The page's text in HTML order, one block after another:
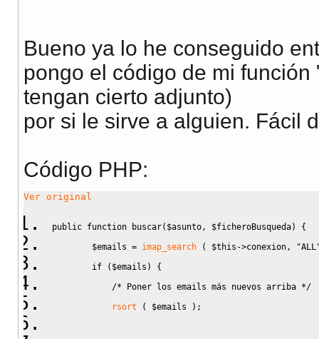
Bueno ya lo he conseguido
pongo el código de mi
tengan cierto adjunto)
por si le sirve a alguien. Fácil
Código PHP:
Ver original
public function buscar( $asunto , $ficheroBusqueda)
{
$emails = imap_search ( $this ->conexion ,
if
( $emails )
{
/* Poner los emails más nuevos arriba */
rsort
( $emails ) ;